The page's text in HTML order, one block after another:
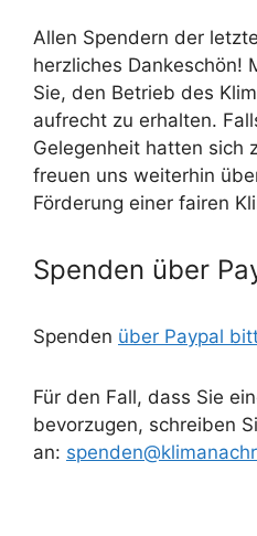
Allen Spendern der
herzliches Dankeschön!
Sie, den Betrieb des
aufrecht zu erhalten.
Gelegenheit hatten sich
freuen uns weiterhin
Förderung einer fairen
Spenden über
Spenden über Paypal
Für den Fall, dass Sie
bevorzugen, schreiben
an: